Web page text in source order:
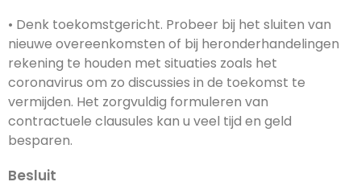
• Denk toekomstgericht. Probeer bij het sluiten van
nieuwe overeenkomsten of bij heronderhandelingen
rekening te houden met situaties zoals het
coronavirus om zo discussies in de toekomst te
vermijden. Het zorgvuldig formuleren van
contractuele clausules kan u veel tijd en geld
besparen.
Besluit